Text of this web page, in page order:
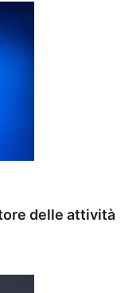
delle attività